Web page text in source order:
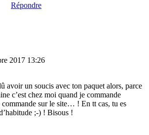
Répondre
2017 13:26
avoir un soucis avec ton paquet alors, parce
c’est chez moi quand je commande
commande sur le site… ! En tt cas, tu es
;-) ! Bisous !